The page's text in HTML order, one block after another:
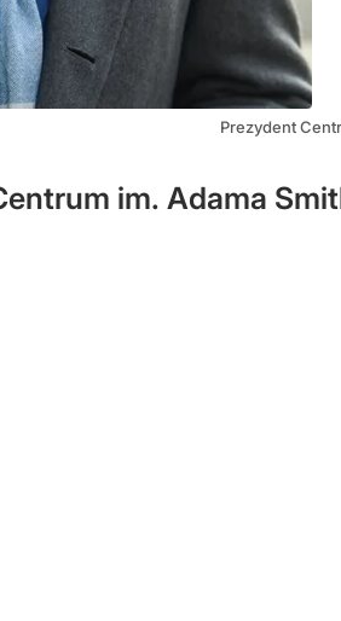
Prezydent
im. Adama